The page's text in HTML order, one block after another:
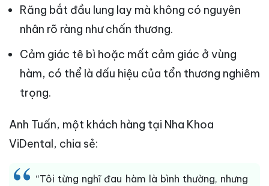
Răng bắt đầu lung lay mà không có nguyên
nhân rõ ràng như chấn thương.
Cảm giác tê bì hoặc mất cảm giác ở vùng
hàm, có thể là dấu hiệu của tổn thương nghiêm
trọng.
Anh Tuấn, một khách hàng tại Nha Khoa
ViDental, chia sẻ:
“Tôi từng nghĩ đau hàm là bình thường, nhưng